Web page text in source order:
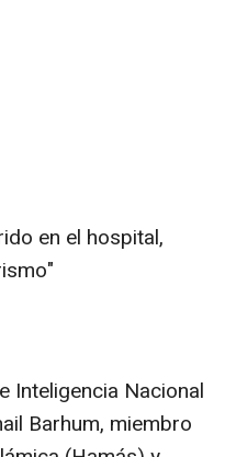
en el hospital,
Inteligencia Nacional
Barhum, miembro